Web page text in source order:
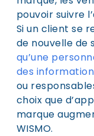
pouvoir suivre
Si un client se
de nouvelle de
qu’une
des
ou
choix que
marque
WISMO.